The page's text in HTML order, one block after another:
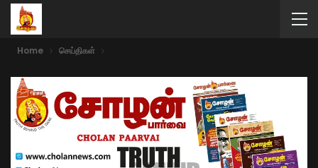
Home செய்திகள்